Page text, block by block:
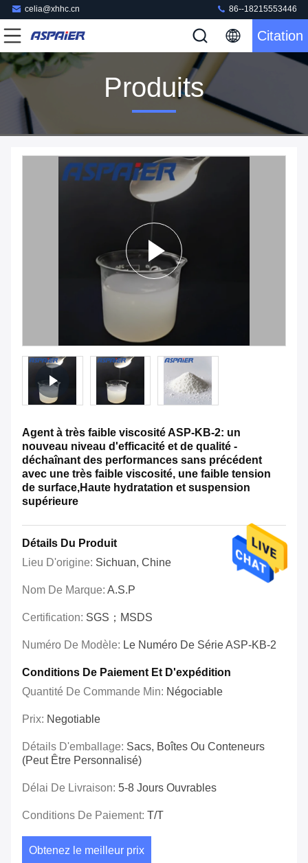
celia@xhhc.cn 86--18215553446
Citation
Produits
Agent à très faible viscosité ASP-KB-2: un
nouveau niveau d'efficacité et de qualité -
déchaînant des performances sans précédent
avec une très faible viscosité, une faible tension
de surface,Haute hydratation et suspension
supérieure
Détails Du Produit
Lieu D'origine: Sichuan, Chine
Nom De Marque: A.S.P
Certification: SGS；MSDS
Numéro De Modèle: Le Numéro De Série ASP-KB-2
Conditions De Paiement Et D'expédition
Quantité De Commande Min: Négociable
Prix: Negotiable
Détails D'emballage: Sacs, Boîtes Ou Conteneurs
(peut Être Personnalisé)
Délai De Livraison: 5-8 Jours Ouvrables
Conditions De Paiement: T/T
Obtenez le meilleur prix